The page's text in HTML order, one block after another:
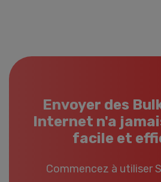
Envoyer des
Internet n'a
facile et
Commencez à utiliser